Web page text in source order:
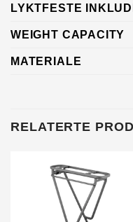
LYKTFESTE
WEIGHT CAPACITY
MATERIALE
RELATERTE